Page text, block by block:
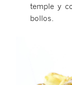
temple y
bollos.